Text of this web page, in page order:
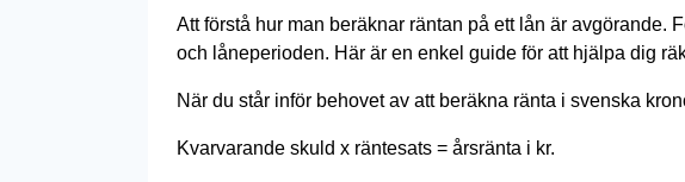
Att förstå hur man beräknar räntan på ett lån är avgörande.
och låneperioden. Här är en enkel guide för att hjälpa dig
När du står inför behovet av att beräkna ränta i svenska
Kvarvarande skuld x räntesats = årsränta i kr.